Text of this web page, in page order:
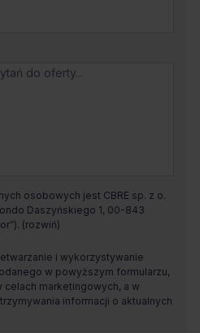
osobowych jest CBRE sp. z o.
Daszyńskiego 1, 00-843
i wykorzystywanie
w powyższym formularzu,
celach marketingowych, a w
informacji o aktualnych